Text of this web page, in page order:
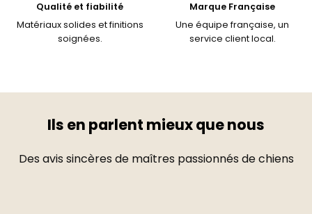
Qualité et fiabilité
Matériaux solides et finitions
soignées.
Marque Française
Une équipe française, un
service client local.
Ils en parlent mieux que nous
Des avis sincères de maîtres passionnés de chiens